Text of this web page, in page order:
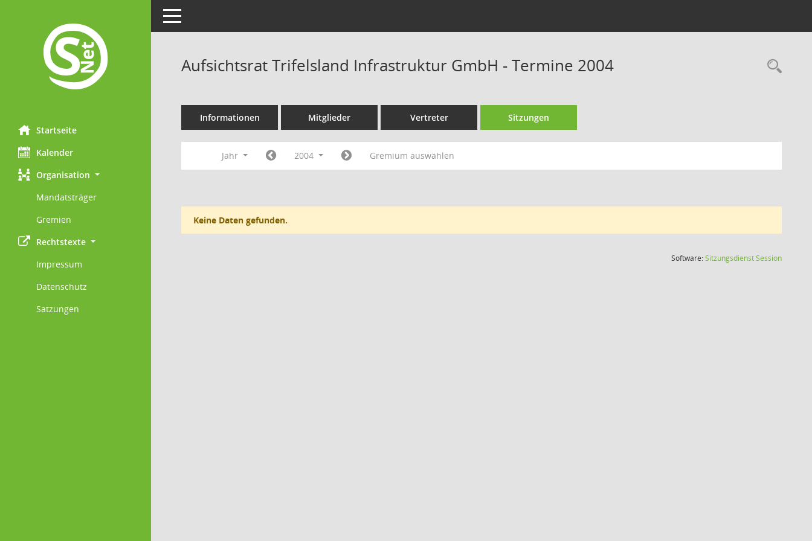
Startseite
Kalender
Organisation
Mandatsträger
Gremien
Rechtstexte
Impressum
Datenschutz
Satzungen
Toggle navigation
Aufsichtsrat Trifelsland Infrastruktur GmbH - Termine 2004
Informationen Mitglieder Vertreter Sitzungen
Jahr 2004 Gremium auswählen
Keine Daten gefunden.
Software:SitzungsdienstSession(Wird in